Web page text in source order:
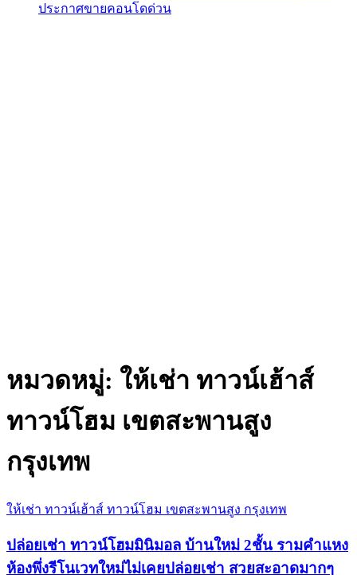
ประกาศขายคอนโดด่วน
หมวดหมู่: ให้เช่า ทาวน์เฮ้าส์
ทาวน์โฮม เขตสะพานสูง
กรุงเทพ
ให้เช่า ทาวน์เฮ้าส์ ทาวน์โฮม เขตสะพานสูง กรุงเทพ
ปล่อยเช่า ทาวน์โฮมมินิมอล บ้านใหม่ 2ชั้น รามคำแหง
ห้องพึ่งรีโนเวทใหม่ไม่เคยปล่อยเช่า สวยสะอาดมากๆ